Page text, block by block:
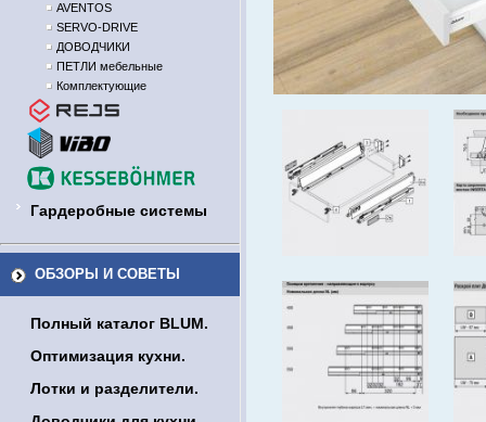
AVENTOS
SERVO-DRIVE
ДОВОДЧИКИ
ПЕТЛИ мебельные
Комплектующие
Гардеробные системы
ОБЗОРЫ И СОВЕТЫ
Полный каталог BLUM.
Оптимизация кухни.
Лотки и разделители.